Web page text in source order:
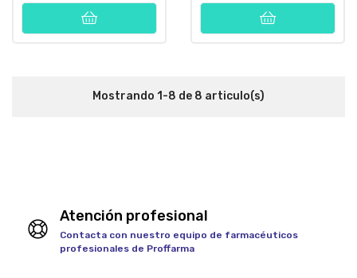
Mostrando 1-8 de 8 articulo(s)
Atención profesional
Contacta con nuestro equipo de farmacéuticos
profesionales de Proffarma